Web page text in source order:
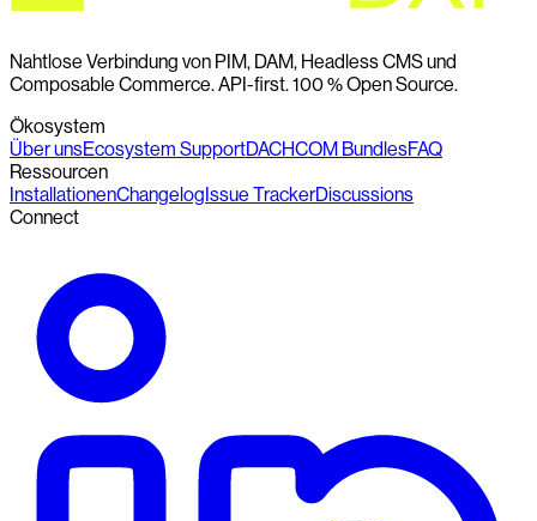
Nahtlose Verbindung von PIM, DAM, Headless CMS und
Composable Commerce. API-first. 100 % Open Source.
Ökosystem
Über unsEcosystem SupportDACHCOM BundlesFAQ
Ressourcen
InstallationenChangelogIssue TrackerDiscussions
Connect